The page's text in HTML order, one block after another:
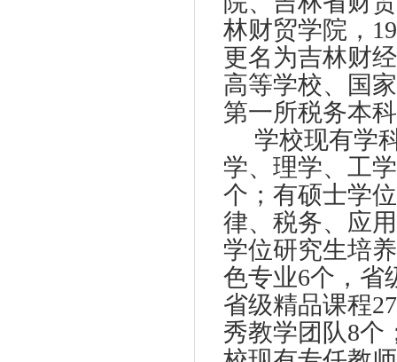
林财贸学院，
更名为吉林财
高等学校、国
第一所税务本
学校现有学
学、理学、工
个；有硕士学
律、税务、应
学位研究生培
色专业6个，省
省级精品课程27
秀教学团队8个